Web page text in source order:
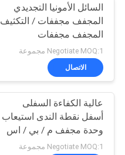
السائل الأمونيا التجديدي
المجفف مجففات / التكثيف
المجفف مجففات
Negotiate MOQ:1 مجموعة
الاتصال
عالية الكفاءة السفلى
أسفل نقطة الندى استيعاب
وحدة مجفف م / بي / اس
جي اس المعتمدة
Negotiate MOQ:1 مجموعة